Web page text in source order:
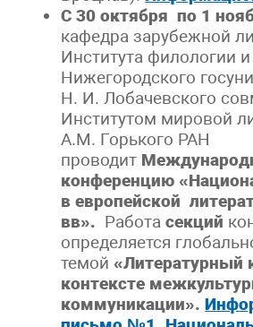
С 30 октября по 1
кафедра зарубежной
Института филологии
Нижегородского
Н. И. Лобачевского
Институтом мировой
А.М. Горького РАН
проводит
конференцию
в европейской
вв». Работасекций
определяется
темой «Литературный
контексте
коммуникации».